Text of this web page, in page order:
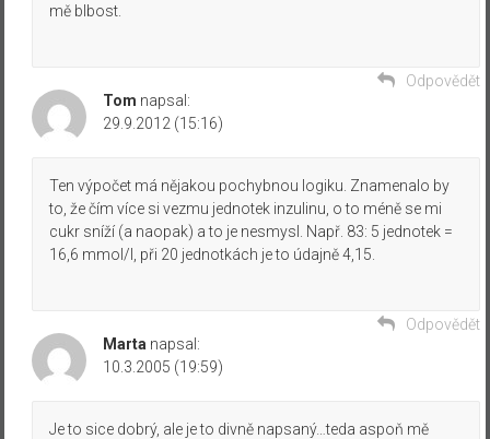
mě blbost.
Odpovědět
Tom napsal:
29.9.2012 (15:16)
Ten výpočet má nějakou pochybnou logiku. Znamenalo by
to, že čím více si vezmu jednotek inzulinu, o to méně se mi
cukr sníží (a naopak) a to je nesmysl. Např. 83: 5 jednotek =
16,6 mmol/l, při 20 jednotkách je to údajně 4,15.
Odpovědět
Marta napsal:
10.3.2005 (19:59)
Je to sice dobrý, ale je to divně napsaný…teda aspoň mě